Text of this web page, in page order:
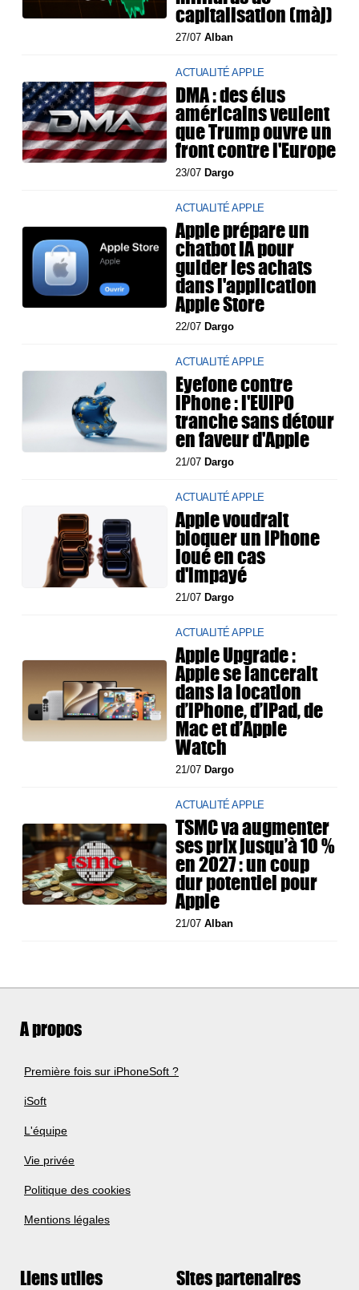
capitalisation (màj)
27/07Alban
ACTUALITÉ APPLE
DMA : des élus
américains veulent
que Trump ouvre un
front contre l'Europe
23/07Dargo
ACTUALITÉ APPLE
Apple prépare un
chatbot IA pour
guider les achats
dans l'application
Apple Store
22/07Dargo
ACTUALITÉ APPLE
Eyefone contre
iPhone : l'EUIPO
tranche sans détour
en faveur d'Apple
21/07Dargo
ACTUALITÉ APPLE
Apple voudrait
bloquer un iPhone
loué en cas
d'impayé
21/07Dargo
ACTUALITÉ APPLE
Apple Upgrade :
Apple se lancerait
dans la location
d’iPhone, d’iPad, de
Mac et d’Apple
Watch
21/07Dargo
ACTUALITÉ APPLE
TSMC va augmenter
ses prix jusqu’à 10 %
en 2027 : un coup
dur potentiel pour
Apple
21/07Alban
A propos
Première fois sur iPhoneSoft ?
iSoft
L'équipe
Vie privée
Politique des cookies
Mentions légales
Liens utiles Sites partenaires